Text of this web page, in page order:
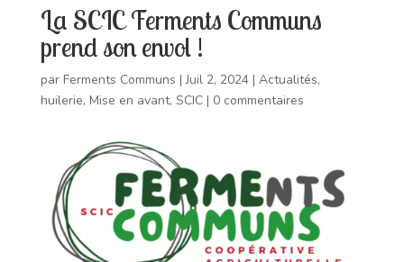
La SCIC Ferments Communs
prend son envol !
par Ferments Communs |Juil 2, 2024| Actualités,
huilerie, Mise en avant, SCIC| 0 commentaires